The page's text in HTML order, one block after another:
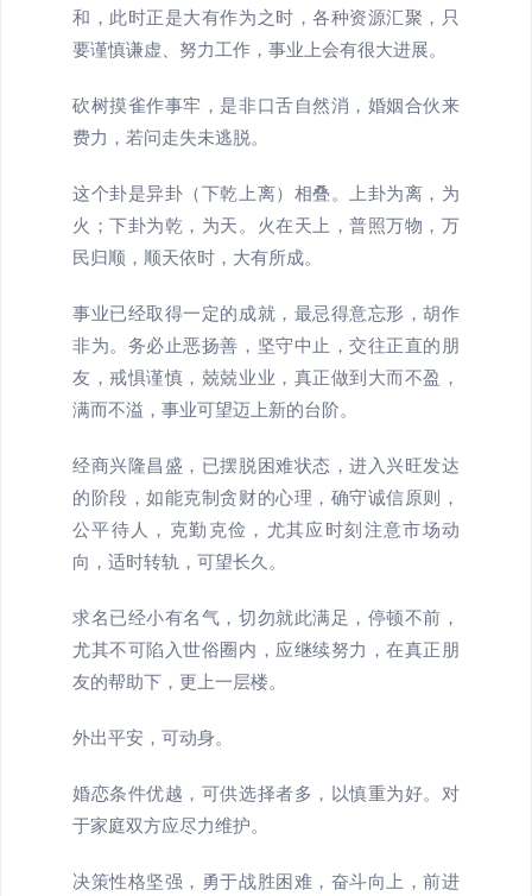
和，此时正是大有作为之时，各种资源汇聚，只
要谨慎谦虚、努力工作，事业上会有很大进展。
砍树摸雀作事牢，是非口舌自然消，婚姻合伙来
费力，若问走失未逃脱。
这个卦是异卦（下乾上离）相叠。上卦为离，为
火；下卦为乾，为天。火在天上，普照万物，万
民归顺，顺天依时，大有所成。
事业已经取得一定的成就，最忌得意忘形，胡作
非为。务必止恶扬善，坚守中止，交往正直的朋
友，戒惧谨慎，兢兢业业，真正做到大而不盈，
满而不溢，事业可望迈上新的台阶。
经商兴隆昌盛，已摆脱困难状态，进入兴旺发达
的阶段，如能克制贪财的心理，确守诚信原则，
公平待人，克勤克俭，尤其应时刻注意市场动
向，适时转轨，可望长久。
求名已经小有名气，切勿就此满足，停顿不前，
尤其不可陷入世俗圈内，应继续努力，在真正朋
友的帮助下，更上一层楼。
外出平安，可动身。
婚恋条件优越，可供选择者多，以慎重为好。对
于家庭双方应尽力维护。
决策性格坚强，勇于战胜困难，奋斗向上，前进